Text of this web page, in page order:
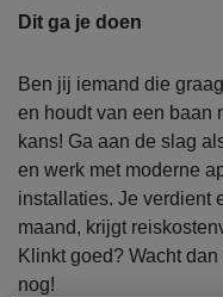
Dit ga je doen
Ben jij iemand die
en houdt van een baan
kans! Ga aan de slag
en werk met moderne
installaties. Je verdient
maand, krijgt
Klinkt goed? Wacht
nog!